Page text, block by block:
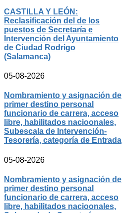
CASTILLA Y LEÓN:
Reclasificación del de los
puestos de Secretaría e
Intervención del Ayuntamiento
de Ciudad Rodrigo
(Salamanca)
05-08-2026
Nombramiento y asignación de
primer destino personal
funcionario de carrera, acceso
libre, habilitados nacioonales,
Subescala de Intervención-
Tesorería, categoría de Entrada
05-08-2026
Nombramiento y asignación de
primer destino personal
funcionario de carrera, acceso
libre, habilitados nacioonales,